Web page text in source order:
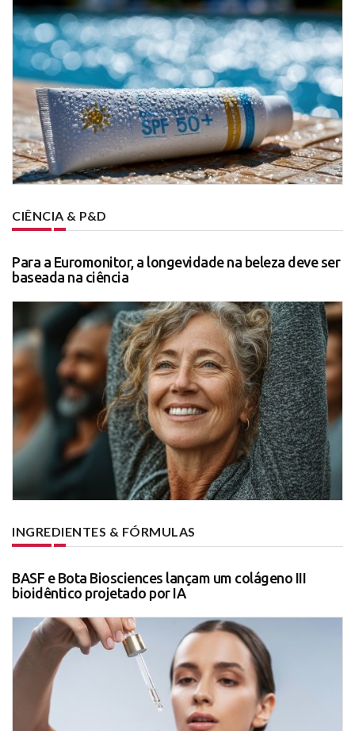
CIÊNCIA & P&D
Para a Euromonitor, a longevidade na beleza deve ser
baseada na ciência
INGREDIENTES & FÓRMULAS
BASF e Bota Biosciences lançam um colágeno III
bioidêntico projetado por IA